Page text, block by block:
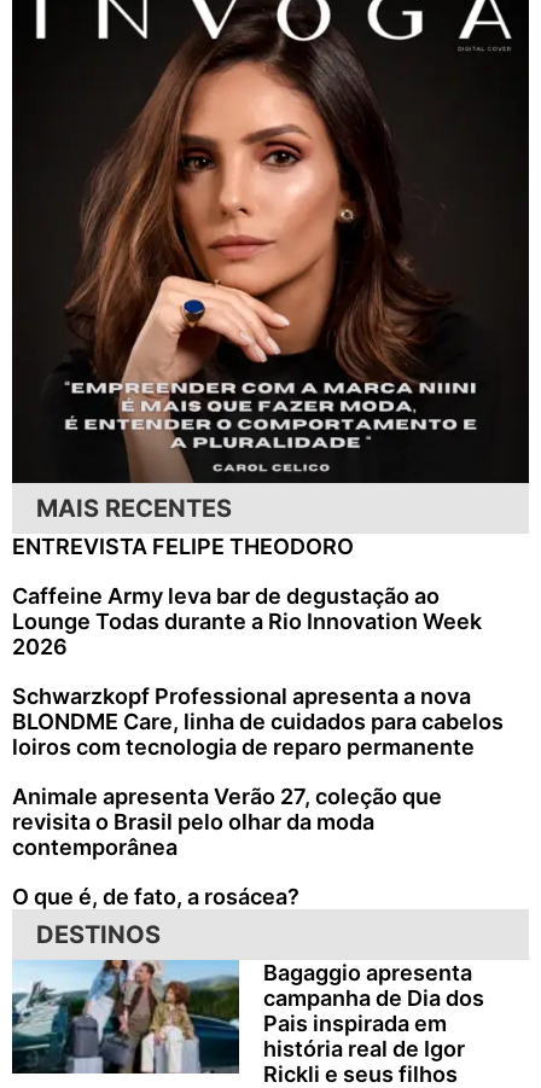
MAIS RECENTES
ENTREVISTA FELIPE THEODORO
Caffeine Army leva bar de degustação ao
Lounge Todas durante a Rio Innovation Week
2026
Schwarzkopf Professional apresenta a nova
BLONDME Care, linha de cuidados para cabelos
loiros com tecnologia de reparo permanente
Animale apresenta Verão 27, coleção que
revisita o Brasil pelo olhar da moda
contemporânea
O que é, de fato, a rosácea?
DESTINOS
Bagaggio apresenta
campanha de Dia dos
Pais inspirada em
história real de Igor
Rickli e seus filhos